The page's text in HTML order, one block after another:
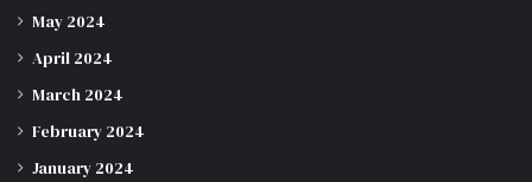
May 2024
April 2024
March 2024
February 2024
January 2024